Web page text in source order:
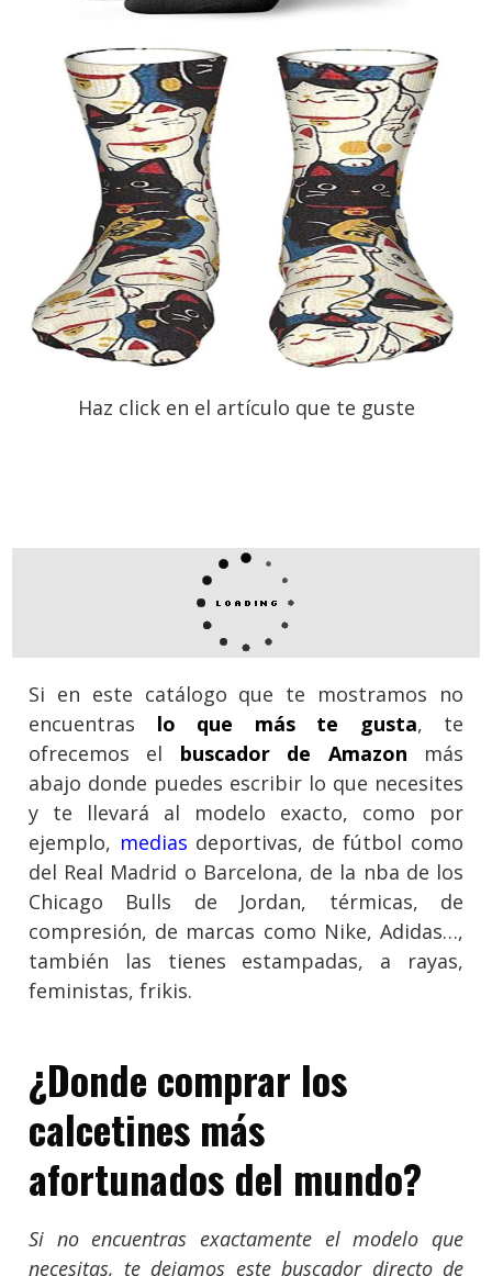
Haz click en el artículo que te guste
Si en este catálogo que te mostramos no
encuentras lo que más te gusta, te
ofrecemos el buscador de Amazon más
abajo donde puedes escribir lo que necesites
y te llevará al modelo exacto, como por
ejemplo, medias deportivas, de fútbol como
del Real Madrid o Barcelona, de la nba de los
Chicago Bulls de Jordan, térmicas, de
compresión, de marcas como Nike, Adidas…,
también las tienes estampadas, a rayas,
feministas, frikis.
¿Donde comprar los
calcetines más
afortunados del mundo?
Si no encuentras exactamente el modelo que
necesitas, te dejamos este buscador directo de